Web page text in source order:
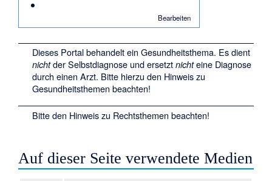
Bearbeiten
Dieses Portal behandelt ein Gesundheitsthema. Es dient
nichtder Selbstdiagnose und ersetzt nichteine Diagnose
durch einen Arzt. Bitte hierzu den Hinweis zu
Gesundheitsthemen beachten!
Bitte den Hinweis zu Rechtsthemen beachten!
Auf dieser Seite verwendete Medien